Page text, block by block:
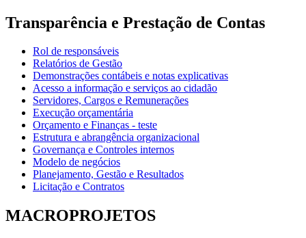
Transparência e Prestação de Contas
Rol de responsáveis
Relatórios de Gestão
Demonstrações contábeis e notas explicativas
Acesso a informação e serviços ao cidadão
Servidores, Cargos e Remunerações
Execução orçamentária
Orçamento e Finanças - teste
Estrutura e abrangência organizacional
Governança e Controles internos
Modelo de negócios
Planejamento, Gestão e Resultados
Licitação e Contratos
MACROPROJETOS